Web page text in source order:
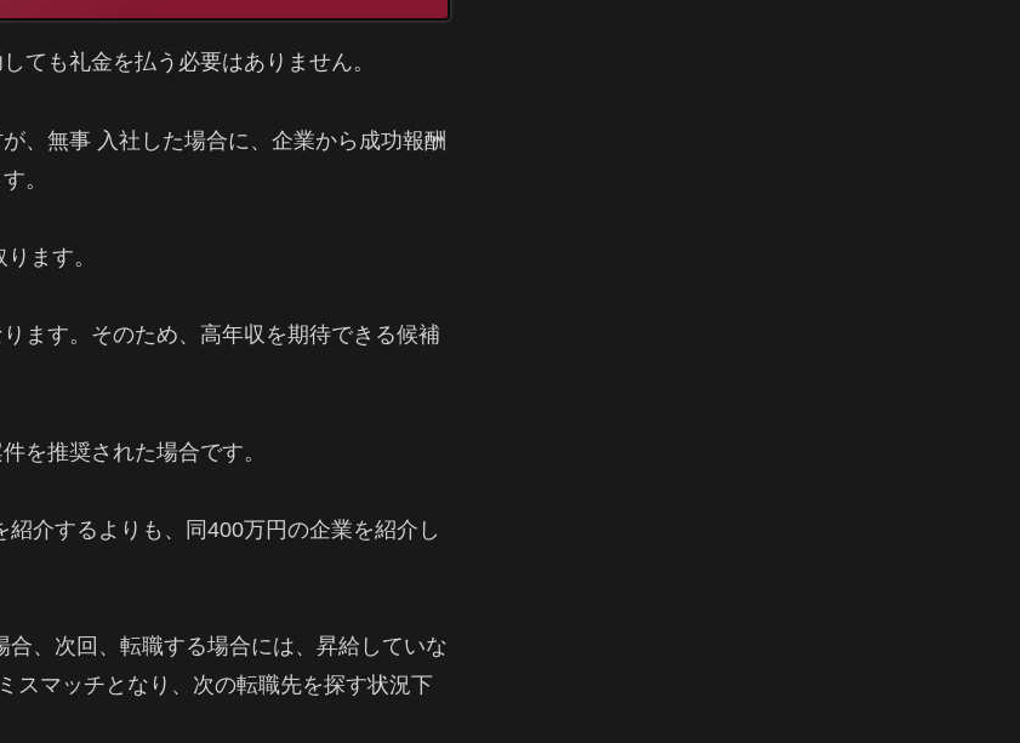
ても礼金を払う必要はありません。
、無事 入社した場合に、企業から成功報酬
。
ます。
ます。そのため、高年収を期待できる候補
を推奨された場合です。
介するよりも、同400万円の企業を紹介し
、次回、転職する場合には、昇給していな
スマッチとなり、次の転職先を探す状況下